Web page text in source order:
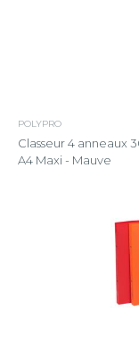
POLYPRO
Classeur 4 anneaux
A4 Maxi - Mauve